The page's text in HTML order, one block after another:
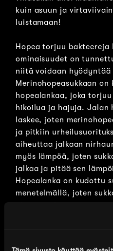
kuin asuun ja
luistamaan!
Hopea torjuu
ominaisuudet on
niitä voidaan hyödyntää
Merinohopeasukkaan
hopealankaa, joka
hikoilua ja hajuja. Jalan
laskee, joten
ja pitkiin
aiheuttaa jalkaan
myös lämpöä, joten
jalkaa ja pitää sen
Hopealanka on kudottu
menetelmällä, joten